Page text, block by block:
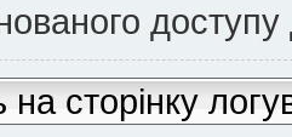
доступу
сторінку